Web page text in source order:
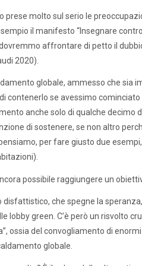
prese molto sul serio le
il manifesto “Insegnare
affrontare di petto il
2020).
globale, ammesso che
contenerlo se avessimo
anche solo di qualche decimo
di sostenere, se non altro
per fare giusto due
possibile raggiungere un
che spegne la
lobby green. C’è però un risvolto
ossia del convogliamento di
globale.